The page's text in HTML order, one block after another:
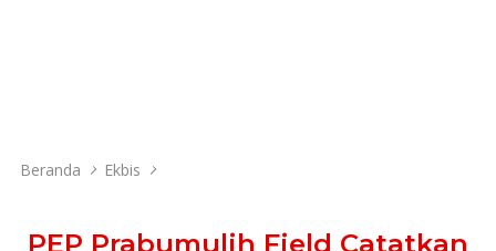
Beranda Ekbis
PEP Prabumulih Field Catatkan